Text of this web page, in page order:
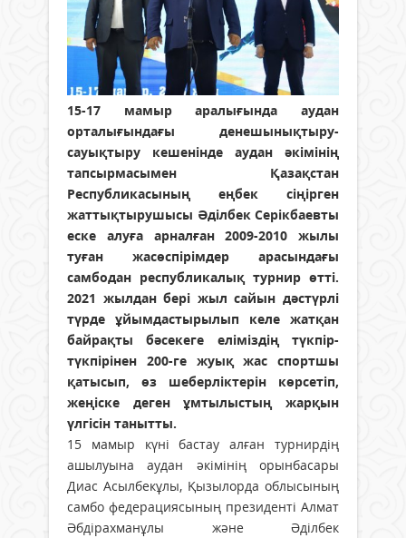
15-17 мамыр аралығында аудан
орталығындағы денешынықтыру-
сауықтыру кешенінде аудан әкімінің
тапсырмасымен Қазақстан
Республикасының еңбек сіңірген
жаттықтырушысы Әділбек Серікбаевты
еске алуға арналған 2009-2010 жылы
туған жасөспірімдер арасындағы
самбодан республикалық турнир өтті.
2021 жылдан бері жыл сайын дәстүрлі
түрде ұйымдастырылып келе жатқан
байрақты бәсекеге еліміздің түкпір-
түкпірінен 200-ге жуық жас спортшы
қатысып, өз шеберліктерін көрсетіп,
жеңіске деген ұмтылыстың жарқын
үлгісін танытты.
15 мамыр күні бастау алған турнирдің
ашылуына аудан әкімінің орынбасары
Диас Асылбекұлы, Қызылорда облысының
самбо федерациясының президенті Алмат
Әбдірахманұлы және Әділбек